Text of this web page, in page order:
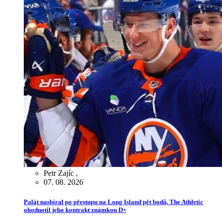
Petr Zajíc ,
07. 08. 2026
Palát nasbíral po přestupu na Long Island pět bodů, The Athletic
ohodnotil jeho kontrakt známkou D+